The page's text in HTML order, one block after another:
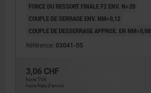
L2 = env. deux pas
FORCE DU RESSORT FINALE F2 ENV. N=20
COUPLE DE SERRAGE ENV. NM=0,12
COUPLE DE DESSERRAGE APPROX. EN NM=0,08
Référence: 03041-05
3,06 CHF
hors TVA
hors frais d’envoi